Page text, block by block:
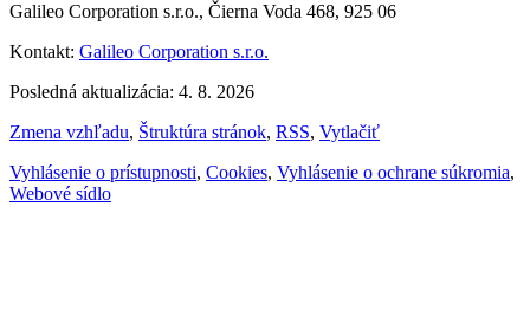
Galileo Corporation s.r.o., Čierna Voda 468, 925 06
Kontakt: Galileo Corporation s.r.o.
Posledná aktualizácia: 4. 8. 2026
Zmena vzhľadu, Štruktúra stránok, RSS, Vytlačiť
Vyhlásenie o prístupnosti, Cookies, Vyhlásenie o ochrane súkromia,
Webové sídlo